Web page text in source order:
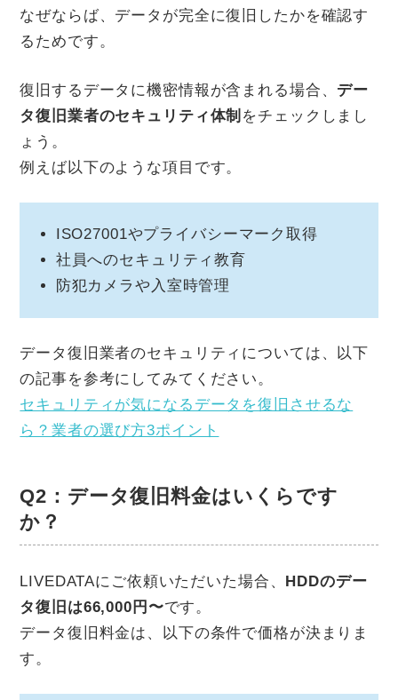
なぜならば、データが完全に復旧したかを確認す
るためです。
復旧するデータに機密情報が含まれる場合、 デー
タ復旧業者のセキュリティ体制 をチェックしまし
ょう。
例えば以下のような項目です。
ISO27001やプライバシーマーク取得
社員へのセキュリティ教育
防犯カメラや入室時管理
データ復旧業者のセキュリティについては、以下
の記事を参考にしてみてください。
セキュリティが気になるデータを復旧させるな
ら？業者の選び方3ポイント
Q2：データ復旧料金はいくらです
か？
LIVEDATAにご依頼いただいた場合、 HDDのデー
タ復旧は66,000円〜です。
データ復旧料金は、以下の条件で価格が決まりま
す。